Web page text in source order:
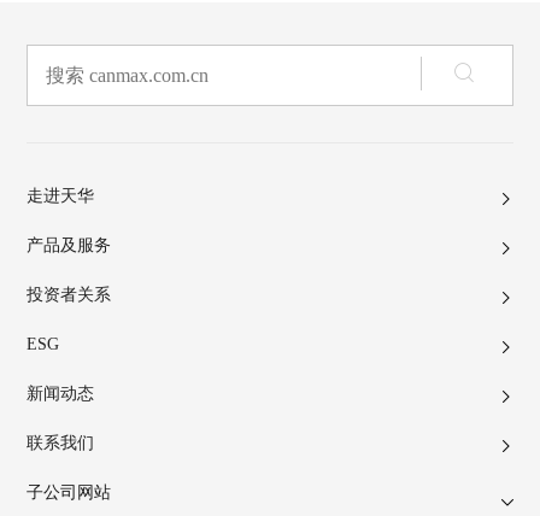
走进天华
产品及服务
投资者关系
ESG
新闻动态
联系我们
子公司网站